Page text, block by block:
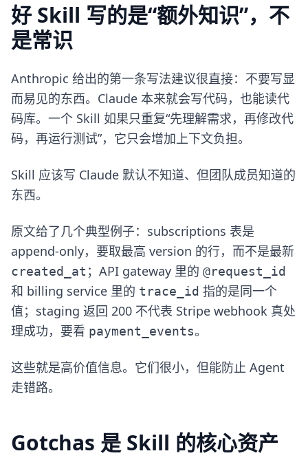
好 Skill 写的是“额外知识”，不
是常识
Anthropic 给出的第一条写法建议很直接：不要写显
而易见的东西。Claude 本来就会写代码，也能读代
码库。一个 Skill 如果只重复“先理解需求，再修改代
码，再运行测试”，它只会增加上下文负担。
Skill 应该写 Claude 默认不知道、但团队成员知道的
东西。
原文给了几个典型例子：subscriptions 表是
append-only，要取最高 version 的行，而不是最新
created_at ；API gateway 里的 @request_id
和 billing service 里的 trace_id 指的是同一个
值；staging 返回 200 不代表 Stripe webhook 真处
理成功，要看 payment_events。
这些就是高价值信息。它们很小，但能防止 Agent
走错路。
Gotchas 是 Skill 的核心资产